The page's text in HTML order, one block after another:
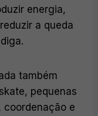
energia,
a queda
também
pequenas
coordenação e